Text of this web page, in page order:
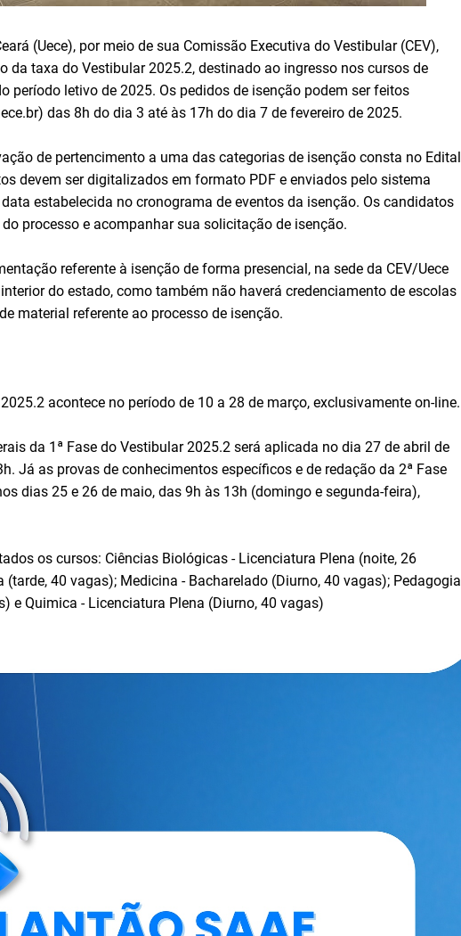
(Uece), por meio de sua Comissão Executiva do Vestibular (CEV),
da taxa do Vestibular 2025.2, destinado ao ingresso nos cursos de
período letivo de 2025. Os pedidos de isenção podem ser feitos
das 8h do dia 3 até às 17h do dia 7 de fevereiro de 2025.
de pertencimento a uma das categorias de isenção consta no Edital
devem ser digitalizados em formato PDF e enviados pelo sistema
estabelecida no cronograma de eventos da isenção. Os candidatos
processo e acompanhar sua solicitação de isenção.
referente à isenção de forma presencial, na sede da CEV/Uece
do estado, como também não haverá credenciamento de escolas
material referente ao processo de isenção.
acontece no período de 10 a 28 de março, exclusivamente on-line.
da 1ª Fase do Vestibular 2025.2 será aplicada no dia 27 de abril de
Já as provas de conhecimentos específicos e de redação da 2ª Fase
dias 25 e 26 de maio, das 9h às 13h (domingo e segunda-feira),
os cursos: Ciências Biológicas - Licenciatura Plena (noite, 26
40 vagas); Medicina - Bacharelado (Diurno, 40 vagas); Pedagogia
e Quimica - Licenciatura Plena (Diurno, 40 vagas)